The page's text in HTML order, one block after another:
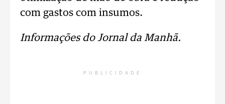
com gastos com insumos.
Informações do Jornal da Manhã.
PUBLICIDADE